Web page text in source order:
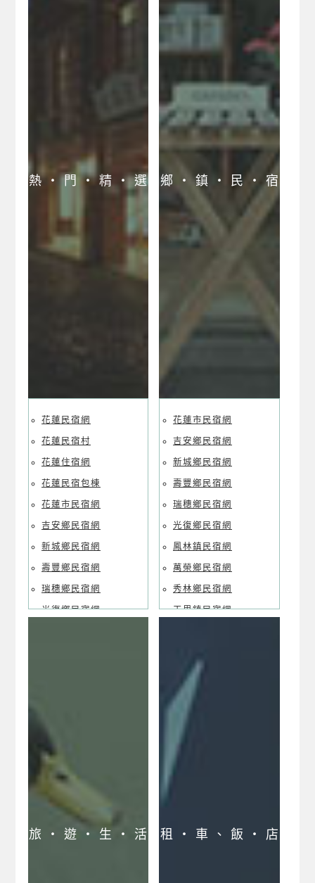
花蓮海洋公園民宿網
瑞穗溫泉風景區旅遊
網
網
熱 ‧ 門 ‧ 精 ‧ 選
花蓮民宿網
花蓮民宿村
花蓮住宿網
花蓮民宿包棟
花蓮市民宿網
吉安鄉民宿網
新城鄉民宿網
壽豐鄉民宿網
瑞穗鄉民宿網
光復鄉民宿網
卓溪鄉民宿網
花蓮民宿優惠網
花蓮民宿訂房中心
花蓮民宿市區導覽
花蓮民宿郊區導覽
鄉 ‧ 鎮 ‧ 民 ‧ 宿
花蓮市民宿網
吉安鄉民宿網
新城鄉民宿網
壽豐鄉民宿網
瑞穗鄉民宿網
光復鄉民宿網
鳳林鎮民宿網
萬榮鄉民宿網
秀林鄉民宿網
玉里鎮民宿網
卓溪鄉民宿網
旅 ‧ 遊 ‧ 生 ‧ 活 租 ‧ 車 、 飯 ‧ 店